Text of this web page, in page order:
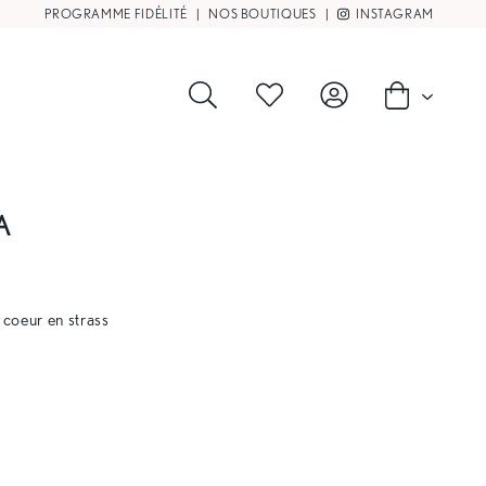
PROGRAMME FIDÉLITÉ | NOS BOUTIQUES | INSTAGRAM
en strass